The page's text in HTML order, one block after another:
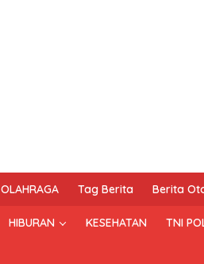
OLAHRAGA Tag Berita Berita
HIBURAN KESEHATAN TNI